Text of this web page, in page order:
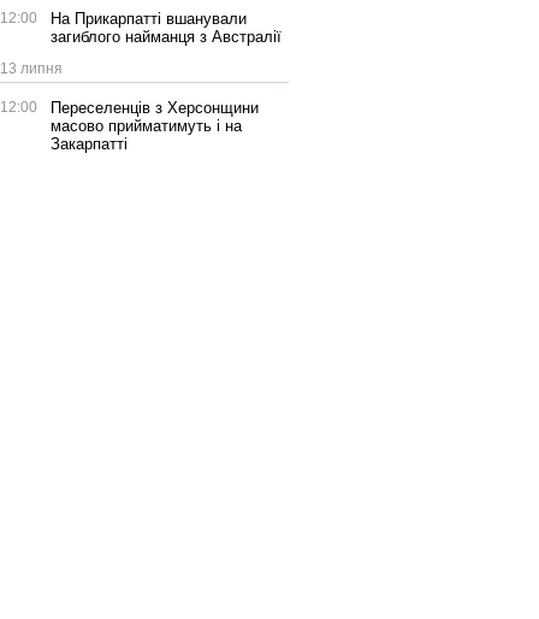
12:00
На Прикарпатті вшанували
загиблого найманця з Австралії
13 липня
12:00
Переселенців з Херсонщини
масово прийматимуть і на
Закарпатті